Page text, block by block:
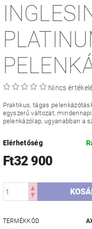
HASZNOS TANÁCSOK
Nincs
Praktikus, tágas
egyszerű változat,
pelenkázólap, ugyanabban a
Elérhetőség
Ft32 900
TERMÉKKÓD